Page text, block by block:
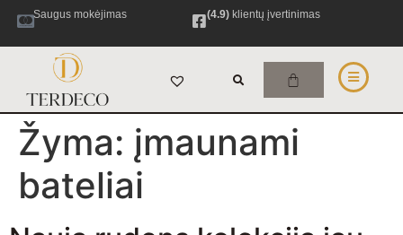
Saugus mokėjimas (4.9)klientų įvertinimas
Žyma: įmaunami
bateliai